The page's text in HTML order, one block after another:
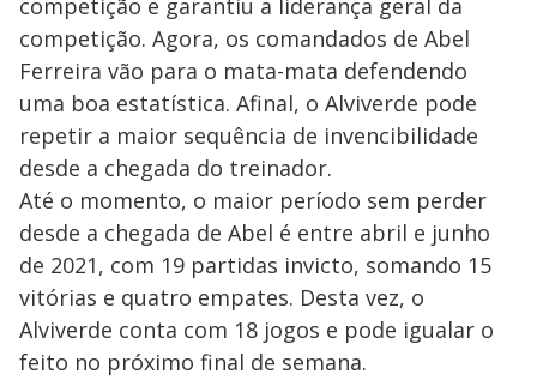
competição e garantiu a liderança geral da
competição. Agora, os comandados de Abel
Ferreira vão para o mata-mata defendendo
uma boa estatística. Afinal, o Alviverde pode
repetir a maior sequência de invencibilidade
desde a chegada do treinador.
Até o momento, o maior período sem perder
desde a chegada de Abel é entre abril e junho
de 2021, com 19 partidas invicto, somando 15
vitórias e quatro empates. Desta vez, o
Alviverde conta com 18 jogos e pode igualar o
feito no próximo final de semana.